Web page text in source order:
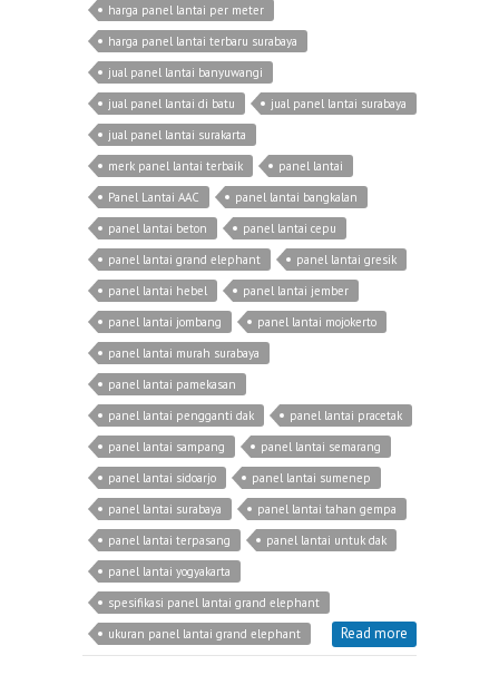
harga panel lantai per meter
harga panel lantai terbaru surabaya
jual panel lantai banyuwangi
jual panel lantai di batu
jual panel lantai surabaya
jual panel lantai surakarta
merk panel lantai terbaik
panel lantai
Panel Lantai AAC
panel lantai bangkalan
panel lantai beton
panel lantai cepu
panel lantai grand elephant
panel lantai gresik
panel lantai hebel
panel lantai jember
panel lantai jombang
panel lantai mojokerto
panel lantai murah surabaya
panel lantai pamekasan
panel lantai pengganti dak
panel lantai pracetak
panel lantai sampang
panel lantai semarang
panel lantai sidoarjo
panel lantai sumenep
panel lantai surabaya
panel lantai tahan gempa
panel lantai terpasang
panel lantai untuk dak
panel lantai yogyakarta
spesifikasi panel lantai grand elephant
ukuran panel lantai grand elephant
Read more